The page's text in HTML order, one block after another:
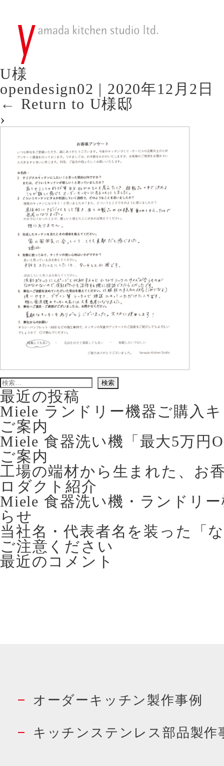
U様
opendesign02 | 2020年12月2日
← Return to U様邸
›
検
索:
最近の投稿
Miele ランドリー機器ご購入
ご案内
Miele 食器洗い機「最大5万円
ご案内
工場の端材から生まれた、お
ロダクト紹介
Miele 食器洗い機・ランドリ
らせ
当社名・代表者名を装った「
ご注意ください
最近のコメント
オーダーキッチン製作事例
キッチンステンレス部品製作